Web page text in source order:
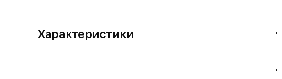
Характеристики